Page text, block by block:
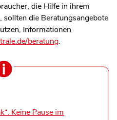
die Hilfe in ihrem
sollten die Beratungsangebote
Informationen
beratung.
Keine Pause im